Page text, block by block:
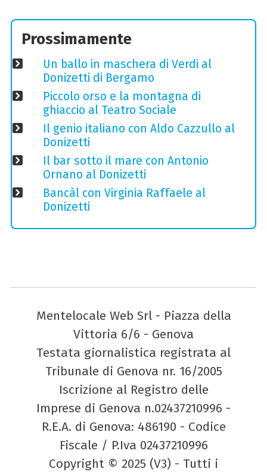
Prossimamente
Un ballo in maschera di Verdi al
Donizetti di Bergamo
Piccolo orso e la montagna di
ghiaccio al Teatro Sociale
Il genio italiano con Aldo Cazzullo al
Donizetti
Il bar sotto il mare con Antonio
Ornano al Donizetti
Bancàl con Virginia Raffaele al
Donizetti
Mentelocale Web Srl - Piazza della
Vittoria 6/6 - Genova
Testata giornalistica registrata al
Tribunale di Genova nr. 16/2005
Iscrizione al Registro delle
Imprese di Genova n.02437210996 -
R.E.A. di Genova: 486190 - Codice
Fiscale / P.Iva 02437210996
Copyright © 2025 (V3) - Tutti i